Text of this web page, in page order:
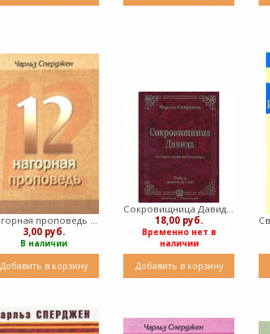
Нагорная проповедь (мягкий)
3,00 руб.
В наличии
Добавить в корзину
Сокровищница Давида. Том 4 (твердый)
18,00 руб.
Временно нет в
наличии
Добавить в корзину